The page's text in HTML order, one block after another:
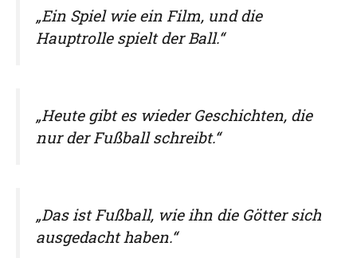
„Ein Spiel wie ein Film, und die
Hauptrolle spielt der Ball.“
„Heute gibt es wieder Geschichten, die
nur der Fußball schreibt.“
„Das ist Fußball, wie ihn die Götter sich
ausgedacht haben.“